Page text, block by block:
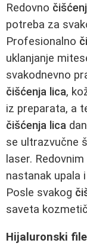
Redovno
potreba za
Profesionalno
uklanjanje
svakodnevno
čišćenja lica,
iz preparata, a
čišćenja lica
se ultrazvučne
laser. Redovnim
nastanak upala
Posle svakog
saveta
Hijaluronski